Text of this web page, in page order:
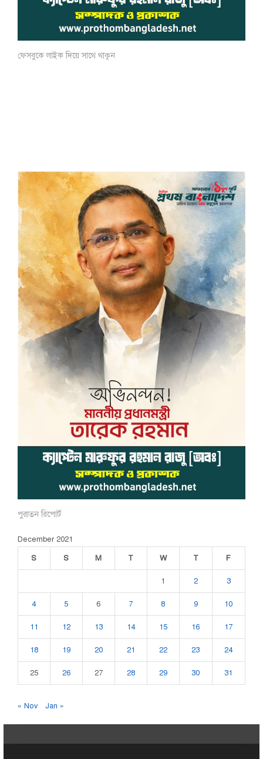
ফেসবুকে লাইক দিয়ে সাথে থাকুন
পুরাতন রিপোর্ট
December 2021
S
S M T W T F
1 2 3
4 5 6 7 8 9 10
11 12 13 14 15 16 17
18 19 20 21 22 23 24
25 26 27 28 29 30 31
« Nov Jan »